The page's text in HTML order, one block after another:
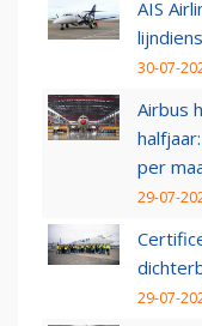
AIS
30-07-
Airbus
per
29-07-
29-07-